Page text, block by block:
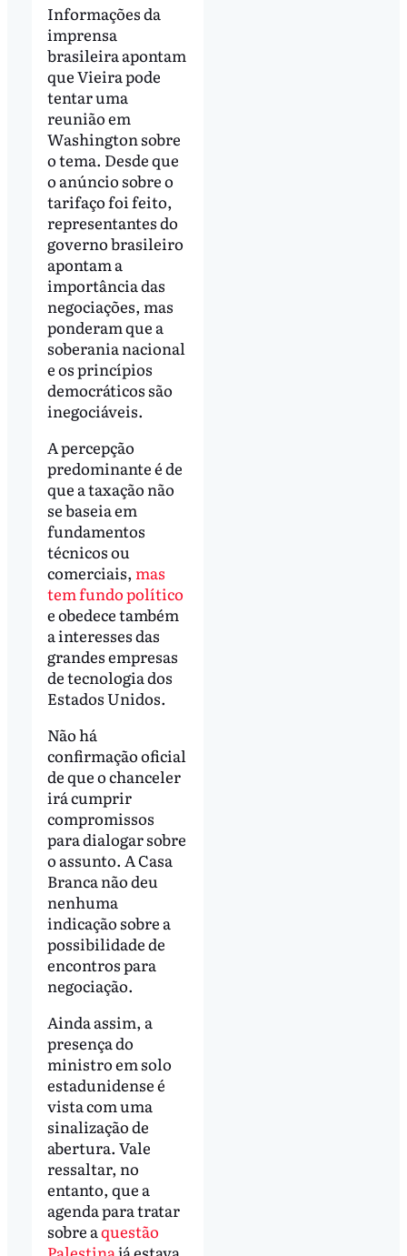
Informações da
imprensa
brasileira apontam
que Vieira pode
tentar uma
reunião em
Washington sobre
o tema. Desde que
o anúncio sobre o
tarifaço foi feito,
representantes do
governo brasileiro
apontam a
importância das
negociações, mas
ponderam que a
soberania nacional
e os princípios
democráticos são
inegociáveis.
A percepção
predominante é de
que a taxação não
se baseia em
fundamentos
técnicos ou
comerciais, mas
tem fundo político
e obedece também
a interesses das
grandes empresas
de tecnologia dos
Estados Unidos.
Não há
confirmação oficial
de que o chanceler
irá cumprir
compromissos
para dialogar sobre
o assunto. A Casa
Branca não deu
nenhuma
indicação sobre a
possibilidade de
encontros para
negociação.
Ainda assim, a
presença do
ministro em solo
estadunidense é
vista com uma
sinalização de
abertura. Vale
ressaltar, no
entanto, que a
agenda para tratar
sobre aquestão